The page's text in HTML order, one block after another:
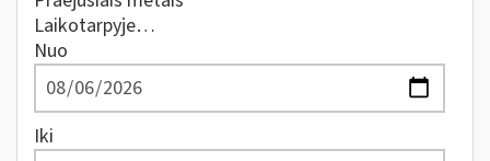
Laikotarpyje…
Nuo
Iki